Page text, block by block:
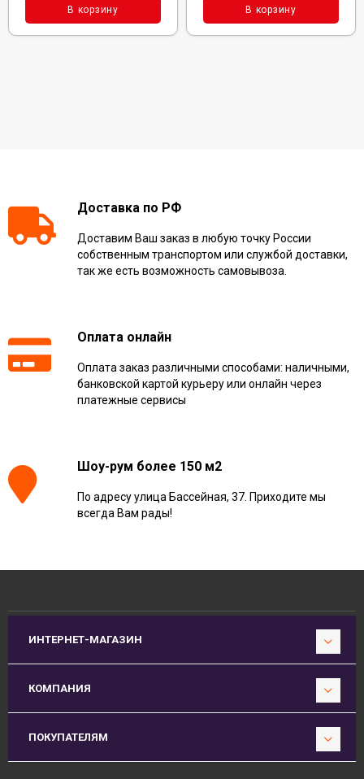
В корзину В корзину
Доставка по РФ
Доставим Ваш заказ в любую точку России
собственным транспортом или службой доставки,
так же есть возможность самовывоза.
Оплата онлайн
Оплата заказ различными способами: наличными,
банковской картой курьеру или онлайн через
платежные сервисы
Шоу-рум более 150 м2
По адресу улица Бассейная, 37. Приходите мы
всегда Вам рады!
ИНТЕРНЕТ-МАГАЗИН
КОМПАНИЯ
ПОКУПАТЕЛЯМ